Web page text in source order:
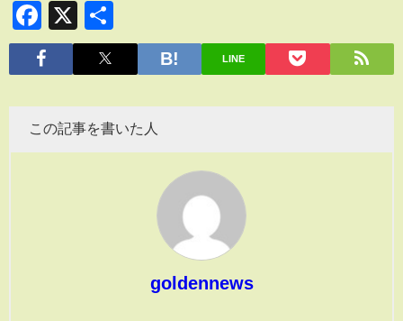
Facebook
X
有
LINE
この記事を書いた人
goldennews